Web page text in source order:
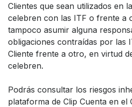
Clientes que sean utilizados en
celebren con las ITF o frente a
tampoco asumir alguna
obligaciones contraídas por las
Cliente frente a otro, en virtud
celebren.
Podrás consultar los riesgos
plataforma de Clip Cuenta en el